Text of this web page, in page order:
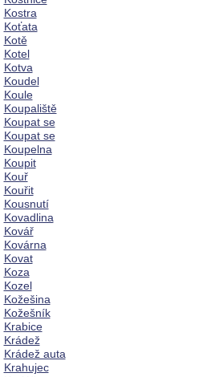
Kostra
Koťata
Kotě
Kotel
Kotva
Koudel
Koule
Koupaliště
Koupat se
Koupat se
Koupelna
Koupit
Kouř
Kouřit
Kousnutí
Kovadlina
Kovář
Kovárna
Kovat
Koza
Kozel
Kožešina
Kožešník
Krabice
Krádež
Krádež auta
Krahujec